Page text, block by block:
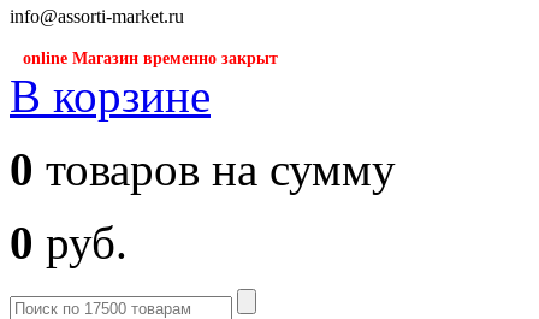
info@assorti-market.ru
online Магазин временно закрыт
В корзине
0 товаров на сумму
0 руб.